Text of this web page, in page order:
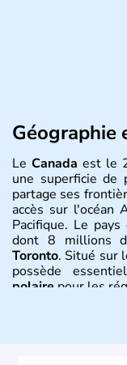
Géographie
Le Canada est le
une superficie
partage ses
accès sur l'océan
Pacifique. Le
dont 8 millions
Toronto. Situé sur
possède
polaire pour les